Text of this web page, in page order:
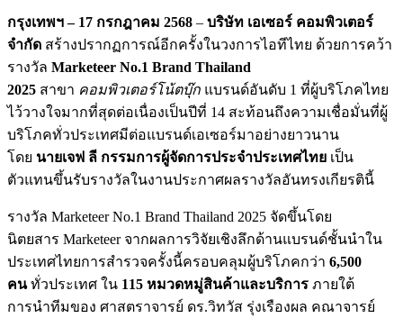
กรุงเทพฯ– 17 กรกฎาคม 2568 – บริษัท เอเซอร์ คอมพิวเตอร์
จำกัด สร้างปรากฏการณ์อีกครั้งในวงการไอทีไทย ด้วยการคว้า
รางวัล Marketeer No.1 Brand Thailand
2025 สาขา คอมพิวเตอร์โน้ตบุ๊ก แบรนด์อันดับ 1 ที่ผู้บริโภคไทย
ไว้วางใจมากที่สุดต่อเนื่องเป็นปีที่ 14 สะท้อนถึงความเชื่อมั่นที่ผู้
บริโภคทั่วประเทศมีต่อแบรนด์เอเซอร์มาอย่างยาวนาน
โดย นายเจฟ ลี กรรมการผู้จัดการประจำประเทศไทย เป็น
ตัวแทนขึ้นรับรางวัลในงานประกาศผลรางวัลอันทรงเกียรตินี้
รางวัล Marketeer No.1 Brand Thailand 2025 จัดขึ้นโดย
นิตยสาร Marketeer จากผลการวิจัยเชิงลึกด้านแบรนด์ชั้นนำใน
ประเทศไทยการสำรวจครั้งนี้ครอบคลุมผู้บริโภคกว่า 6,500
คนทั่วประเทศ ใน 115 หมวดหมู่สินค้าและบริการ ภายใต้
การนำทีมของ ศาสตราจารย์ ดร.วิทวัส รุ่งเรืองผล คณาจารย์